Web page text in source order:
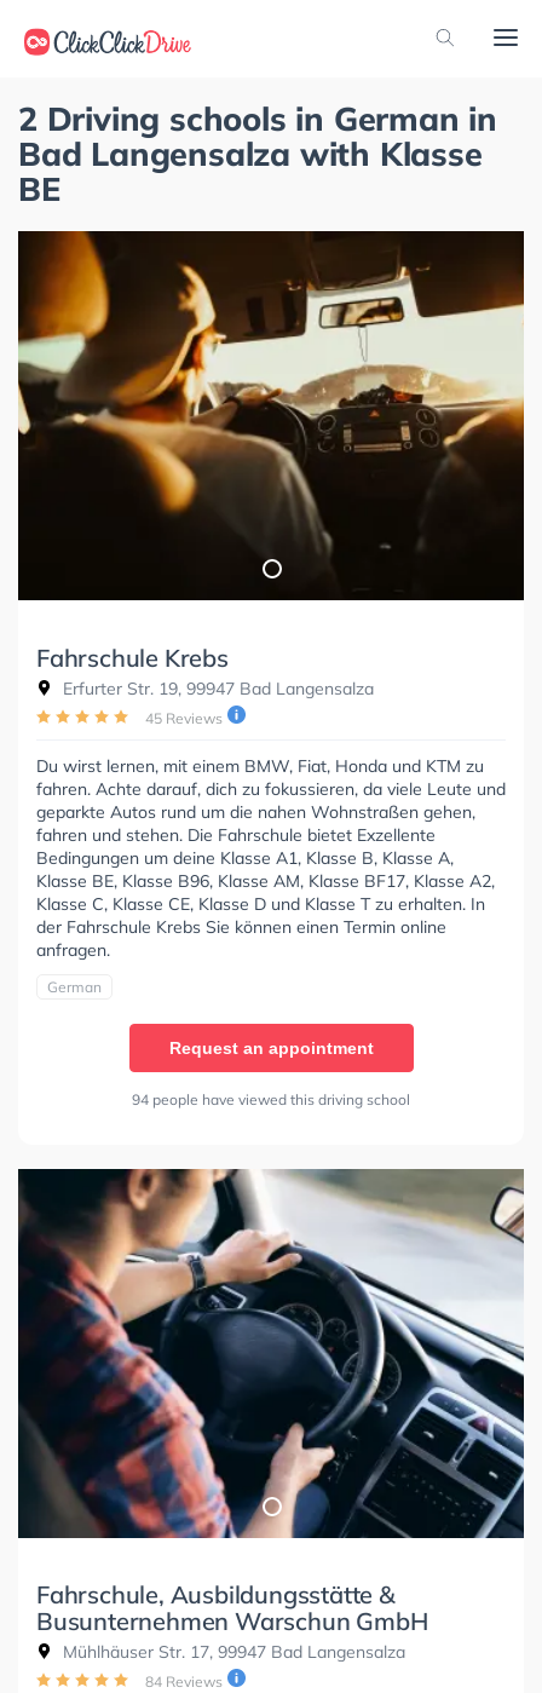
2 Driving schools in German in
Bad Langensalza with Klasse
BE
Fahrschule Krebs
Erfurter Str. 19, 99947 Bad Langensalza
45 Reviews
Du wirst lernen, mit einem BMW, Fiat, Honda und KTM zu
fahren. Achte darauf, dich zu fokussieren, da viele Leute und
geparkte Autos rund um die nahen Wohnstraßen gehen,
fahren und stehen. Die Fahrschule bietet Exzellente
Bedingungen um deine Klasse A1, Klasse B, Klasse A,
Klasse BE, Klasse B96, Klasse AM, Klasse BF17, Klasse A2,
Klasse C, Klasse CE, Klasse D und Klasse T zu erhalten. In
der Fahrschule Krebs Sie können einen Termin online
anfragen.
German
Request an appointment
94 people have viewed this driving school
Fahrschule, Ausbildungsstätte &
Busunternehmen Warschun GmbH
Mühlhäuser Str. 17, 99947 Bad Langensalza
84 Reviews